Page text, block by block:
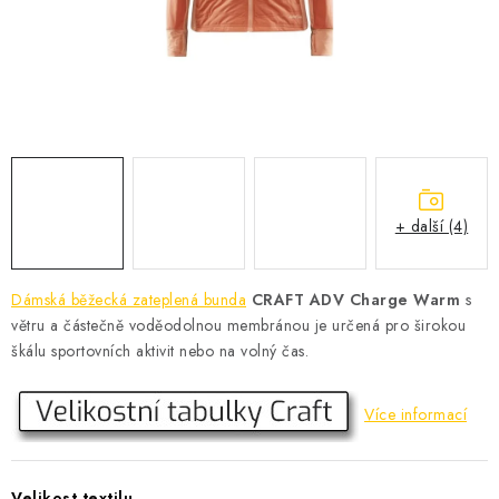
MEGA SLEVY
NOVINKY
NOVINKY MIZUNO
NOVINKY INOV-8
Dámská běžecká zateplená bunda CRAFT ADV Charge Warm s
větru a částečně voděodolnou membránou je určená pro širokou
škálu sportovních aktivit nebo na volný čas.
Více informací
+ další (4)